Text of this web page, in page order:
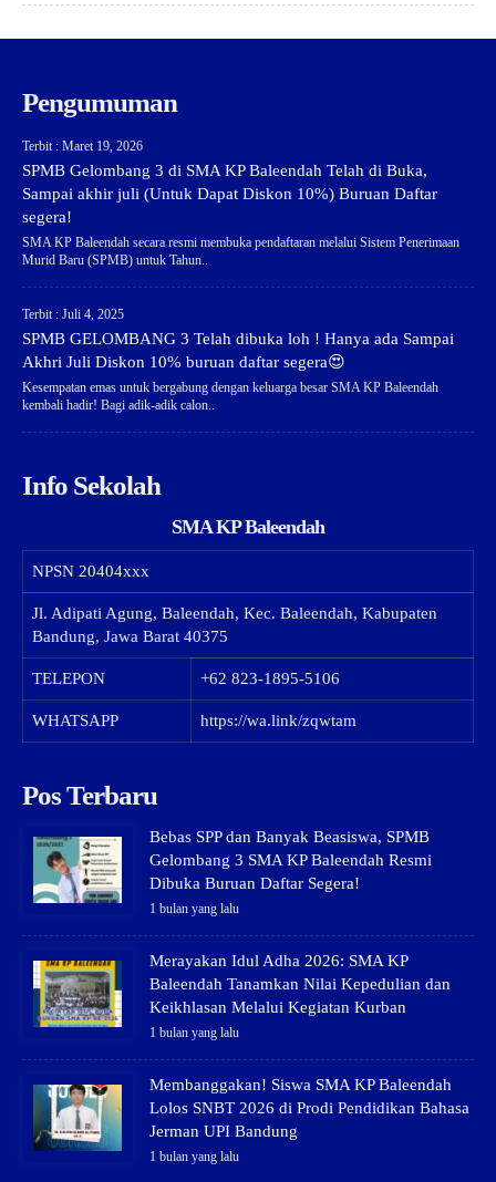
Pengumuman
Terbit : Maret 19, 2026
SPMB Gelombang 3 di SMA KP Baleendah Telah di Buka,
Sampai akhir juli (Untuk Dapat Diskon 10%) Buruan Daftar
segera!
SMA KP Baleendah secara resmi membuka pendaftaran melalui Sistem Penerimaan
Murid Baru (SPMB) untuk Tahun..
Terbit : Juli 4, 2025
SPMB GELOMBANG 3 Telah dibuka loh ! Hanya ada Sampai
Akhri Juli Diskon 10% buruan daftar segera😍
Kesempatan emas untuk bergabung dengan keluarga besar SMA KP Baleendah
kembali hadir! Bagi adik-adik calon..
Info Sekolah
SMA KP Baleendah
NPSN 20404xxx
Jl. Adipati Agung, Baleendah, Kec. Baleendah, Kabupaten
Bandung, Jawa Barat 40375
TELEPON +62 823-1895-5106
WHATSAPP https://wa.link/zqwtam
Pos Terbaru
Bebas SPP dan Banyak Beasiswa, SPMB
Gelombang 3 SMA KP Baleendah Resmi
Dibuka Buruan Daftar Segera!
1 bulan yang lalu
Merayakan Idul Adha 2026: SMA KP
Baleendah Tanamkan Nilai Kepedulian dan
Keikhlasan Melalui Kegiatan Kurban
1 bulan yang lalu
Membanggakan! Siswa SMA KP Baleendah
Lolos SNBT 2026 di Prodi Pendidikan Bahasa
Jerman UPI Bandung
1 bulan yang lalu